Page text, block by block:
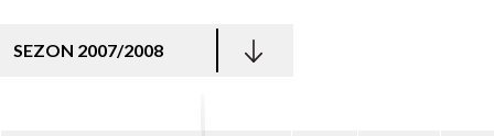
SEZON 2007/2008